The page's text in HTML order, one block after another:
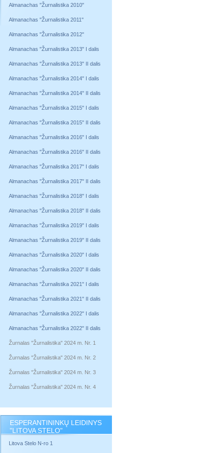
Almanachas "Žurnalistika 2010"
Almanachas "Žurnalistika 2011"
Almanachas "Žurnalistika 2012"
Almanachas "Žurnalistika 2013" I dalis
Almanachas "Žurnalistika 2013" II dalis
Almanachas "Žurnalistika 2014" I dalis
Almanachas "Žurnalistika 2014" II dalis
Almanachas "Žurnalistika 2015" I dalis
Almanachas "Žurnalistika 2015" II dalis
Almanachas "Žurnalistika 2016" I dalis
Almanachas "Žurnalistika 2016" II dalis
Almanachas "Žurnalistika 2017" I dalis
Almanachas "Žurnalistika 2017" II dalis
Almanachas "Žurnalistika 2018" I dalis
Almanachas "Žurnalistika 2018" II dalis
Almanachas "Žurnalistika 2019" I dalis
Almanachas "Žurnalistika 2019" II dalis
Almanachas "Žurnalistika 2020" I dalis
Almanachas "Žurnalistika 2020" II dalis
Almanachas "Žurnalistika 2021" I dalis
Almanachas "Žurnalistika 2021" II dalis
Almanachas "Žurnalistika 2022" I dalis
Almanachas "Žurnalistika 2022" II dalis
Žurnalas "Žurnalistika" 2024 m. Nr. 1
Žurnalas "Žurnalistika" 2024 m. Nr. 2
Žurnalas "Žurnalistika" 2024 m. Nr. 3
Žurnalas "Žurnalistika" 2024 m. Nr. 4
ESPERANTININKŲ LEIDINYS
"LITOVA STELO"
Litova Stelo N-ro 1